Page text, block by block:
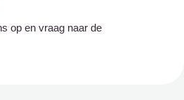
op en vraag naar de